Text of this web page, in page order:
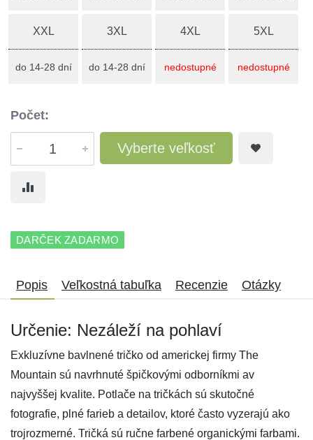
XXL
do 14-28 dní
3XL
do 14-28 dní
4XL
nedostupné
5XL
nedostupné
Počet:
Vyberte veľkosť
DARČEK ZADARMO
Popis Veľkostná tabuľka Recenzie Otázky
Určenie: Nezáleží na pohlaví
Exkluzívne bavlnené tričko od americkej firmy The
Mountain sú navrhnuté špičkovými odborníkmi av
najvyššej kvalite. Potlače na tričkách sú skutočné
fotografie, plné farieb a detailov, ktoré často vyzerajú ako
trojrozmerné. Tričká sú ručne farbené organickými farbami.